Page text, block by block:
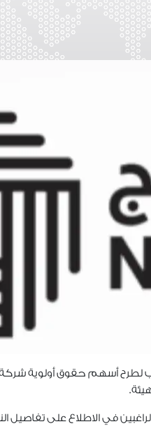
أسهم حقوق أولوية شركة
في الاطلاع على تفاصيل